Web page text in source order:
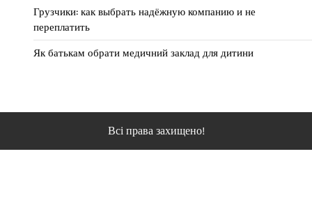
Грузчики: как выбрать надёжную компанию и не
переплатить
Як батькам обрати медичний заклад для дитини
Всі права захищено!